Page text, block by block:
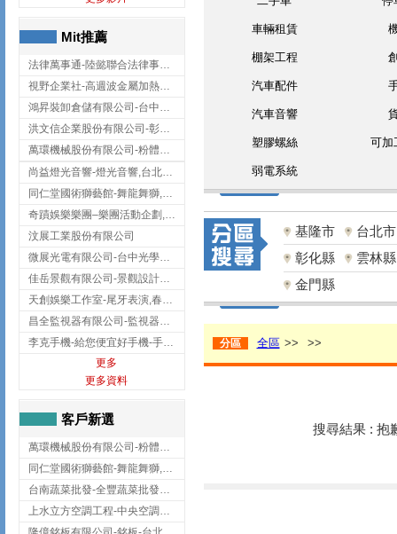
Mit推薦
法律萬事通-陸懿聯合法律事務所
視野企業社-高週波金屬加熱設備,彰化高週波金屬加熱設備
鴻昇裝卸倉儲有限公司-台中貨櫃裝卸
洪文信企業股份有限公司-彰化鋅合金鑄造,彰化五金加工,彰化五金配件
萬環機械股份有限公司-粉體塗裝設備,輸送機,輸送機設備,台南輸送機
尚益燈光音響-燈光音響,台北燈光音響,台北燈光音響出租
同仁堂國術獅藝館-舞龍舞獅,台中舞龍舞獅
奇蹟娛樂樂團–樂團活動企劃,台中樂團表演,台中婚禮樂團
汶展工業股份有限公司
微展光電有限公司-台中光學鍍膜,optical filter taiwan,台灣光學鍍膜
佳岳景觀有限公司-景觀設計公司,台北景觀設計,台北景觀工程,中山區景觀設計
天創娛樂工作室-尾牙表演,春酒表演,板橋尾牙表演
昌全監視器有限公司-監視器安裝,高雄監視器安裝,鳳山區監視器安裝
李克手機-給您便宜好手機-手機收購,屏東手機收購
更多
更多資料
客戶新選
萬環機械股份有限公司-粉體塗裝設備,輸送機,輸送機設備,台南輸送機
同仁堂國術獅藝館-舞龍舞獅,台中舞龍舞獅
台南蔬菜批發-全豐蔬菜批發專送/台南蔬菜箱宅配到府
上水立方空調工程-中央空調規劃,台北中央空調規劃
車輛租賃
棚架工程
汽車配件
汽車音響
塑膠螺絲 可加
弱電系統
基隆市
台北市
彰化縣
雲林縣
金門縣
分區 全區 >> >>
搜尋結果 : 抱